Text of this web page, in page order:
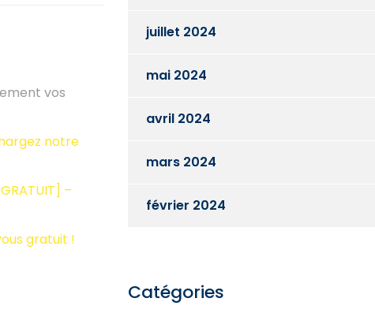
vos
notre
–
gratuit !
juillet 2024
mai 2024
avril 2024
mars 2024
février 2024
Catégories